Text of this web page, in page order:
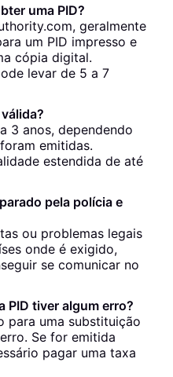
uma PID?
geralmente
um PID impresso e
cópia digital.
levar de 5 a 7
3 anos, dependendo
emitidas.
estendida de até
pela polícia e
ou problemas legais
onde é exigido,
se comunicar no
PID tiver algum erro?
para uma substituição
Se for emitida
pagar uma taxa